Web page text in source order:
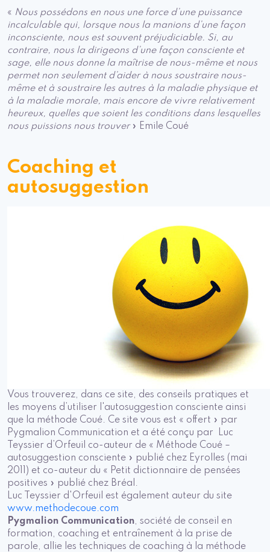
« Nous possédons en nous une force d’une puissance
incalculable qui, lorsque nous la manions d’une façon
inconsciente, nous est souvent préjudiciable. Si, au
contraire, nous la dirigeons d’une façon consciente et
sage, elle nous donne la maîtrise de nous-même et nous
permet non seulement d’aider à nous soustraire nous-
même et à soustraire les autres à la maladie physique et
à la maladie morale, mais encore de vivre relativement
heureux, quelles que soient les conditions dans lesquelles
nous puissions nous trouver » Emile Coué
Coaching et
autosuggestion
Vous trouverez, dans ce site, des conseils pratiques et
les moyens d’utiliser l'autosuggestion consciente ainsi
que la méthode Coué. Ce site vous est « offert » par
Pygmalion Communication et a été conçu par Luc
Teyssier d’Orfeuil co-auteur de « Méthode Coué –
autosuggestion consciente » publié chez Eyrolles (mai
2011) et co-auteur du « Petit dictionnaire de pensées
positives » publié chez Bréal.
Luc Teyssier d'Orfeuil est également auteur du site
www.methodecoue.com
Pygmalion Communication, société de conseil en
formation, coaching et entraînement à la prise de
parole, allie les techniques de coaching à la méthode